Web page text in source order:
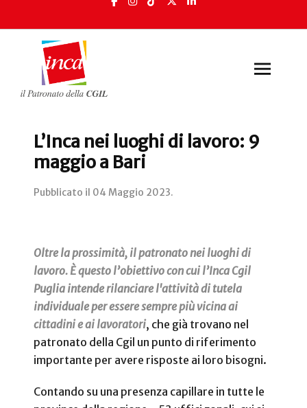
L’Inca nei luoghi di lavoro: 9
maggio a Bari
Pubblicato il 04 Maggio 2023.
Oltre la prossimità, il patronato nei luoghi di
lavoro. È questo l’obiettivo con cui l’Inca Cgil
Puglia intende rilanciare l'attività di tutela
individuale per essere sempre più vicina ai
cittadini e ai lavoratori, che già trovano nel
patronato della Cgil un punto di riferimento
importante per avere risposte ai loro bisogni.
Contando su una presenza capillare in tutte le